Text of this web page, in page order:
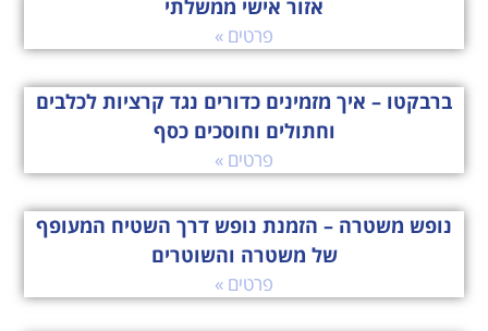
אזור אישי ממשלתי
פרטים »
ברבקטו – איך מזמינים כדורים נגד קרציות לכלבים
וחתולים וחוסכים כסף
פרטים »
נופש משטרה – הזמנת נופש דרך השטיח המעופף
של משטרה והשוטרים
פרטים »